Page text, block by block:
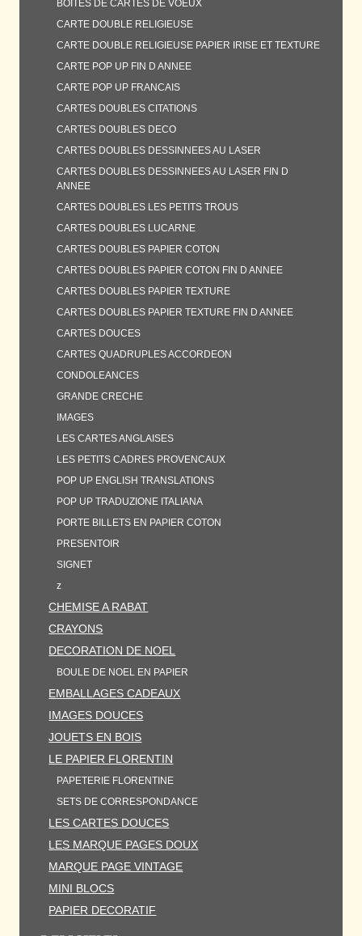
BOITES DE CARTES DE VOEUX
CARTE DOUBLE RELIGIEUSE
CARTE DOUBLE RELIGIEUSE PAPIER IRISE ET TEXTURE
CARTE POP UP FIN D ANNEE
CARTE POP UP FRANCAIS
CARTES DOUBLES CITATIONS
CARTES DOUBLES DECO
CARTES DOUBLES DESSINNEES AU LASER
CARTES DOUBLES DESSINNEES AU LASER FIN D
ANNEE
CARTES DOUBLES LES PETITS TROUS
CARTES DOUBLES LUCARNE
CARTES DOUBLES PAPIER COTON
CARTES DOUBLES PAPIER COTON FIN D ANNEE
CARTES DOUBLES PAPIER TEXTURE
CARTES DOUBLES PAPIER TEXTURE FIN D ANNEE
CARTES DOUCES
CARTES QUADRUPLES ACCORDEON
CONDOLEANCES
GRANDE CRECHE
IMAGES
LES CARTES ANGLAISES
LES PETITS CADRES PROVENCAUX
POP UP ENGLISH TRANSLATIONS
POP UP TRADUZIONE ITALIANA
PORTE BILLETS EN PAPIER COTON
PRESENTOIR
SIGNET
z
CHEMISE A RABAT
CRAYONS
DECORATION DE NOEL
BOULE DE NOEL EN PAPIER
EMBALLAGES CADEAUX
IMAGES DOUCES
JOUETS EN BOIS
LE PAPIER FLORENTIN
PAPETERIE FLORENTINE
SETS DE CORRESPONDANCE
LES CARTES DOUCES
LES MARQUE PAGES DOUX
MARQUE PAGE VINTAGE
MINI BLOCS
PAPIER DECORATIF